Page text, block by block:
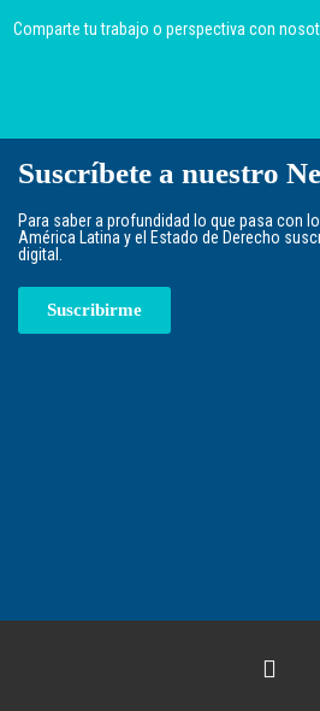
Comparte tu trabajo o perspectiva con
Suscríbete a nuestro
Para saber a profundidad lo que pasa con
América Latina y el Estado de Derecho
digital.
Suscribirme